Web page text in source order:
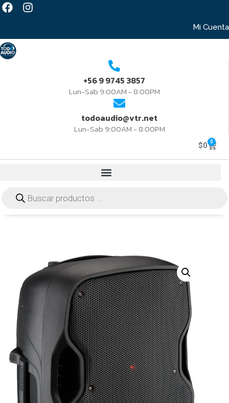
Mi Cuenta
+56 9 9745 3857
Lun-Sab 9:00AM - 8:00PM
todoaudio@vtr.net
Lun-Sab 9:00AM - 8:00PM
$0 0